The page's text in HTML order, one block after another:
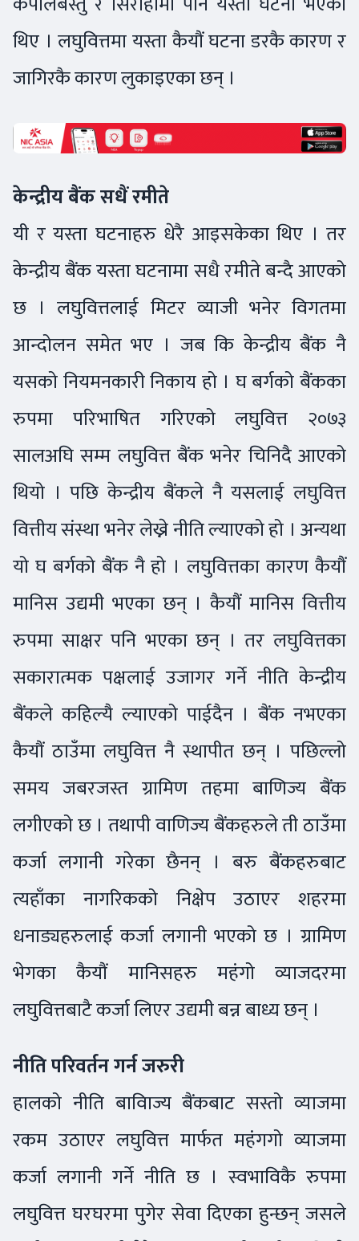
थिए । लघुवित्तमा यस्ता कैयौं घटना डरकै कारण र
जागिरकै कारण लुकाइएका छन् ।
केन्द्रीय बैंक सधैं रमीते
यी र यस्ता घटनाहरु धेरै आइसकेका थिए । तर
केन्द्रीय बैंक यस्ता घटनामा सधै रमीते बन्दै आएको
छ । लघुवित्तलाई मिटर व्याजी भनेर विगतमा
आन्दोलन समेत भए । जब कि केन्द्रीय बैंक नै
यसको नियमनकारी निकाय हो । घ बर्गको बैंकका
रुपमा परिभाषित गरिएको लघुवित्त २०७३
सालअघि सम्म लघुवित्त बैंक भनेर चिनिदै आएको
थियो । पछि केन्द्रीय बैंकले नै यसलाई लघुवित्त
वित्तीय संस्था भनेर लेख्ने नीति ल्याएको हो । अन्यथा
यो घ बर्गको बैंक नै हो । लघुवित्तका कारण कैयौं
मानिस उद्यमी भएका छन् । कैयौं मानिस वित्तीय
रुपमा साक्षर पनि भएका छन् । तर लघुवित्तका
सकारात्मक पक्षलाई उजागर गर्ने नीति केन्द्रीय
बैंकले कहिल्यै ल्याएको पाईदैन । बैंक नभएका
कैयौं ठाउँमा लघुवित्त नै स्थापीत छन् । पछिल्लो
समय जबरजस्त ग्रामिण तहमा बाणिज्य बैंक
लगीएको छ । तथापी वाणिज्य बैंकहरुले ती ठाउँमा
कर्जा लगानी गरेका छैनन् । बरु बैंकहरुबाट
त्यहाँका नागरिकको निक्षेप उठाएर शहरमा
धनाड्यहरुलाई कर्जा लगानी भएको छ । ग्रामिण
भेगका कैयौं मानिसहरु महंगो व्याजदरमा
लघुवित्तबाटै कर्जा लिएर उद्यमी बन्न बाध्य छन् ।
नीति परिवर्तन गर्न जरुरी
हालको नीति बाविाज्य बैंकबाट सस्तो व्याजमा
रकम उठाएर लघुवित्त मार्फत महंगगो व्याजमा
कर्जा लगानी गर्ने नीति छ । स्वभाविकै रुपमा
लघुवित्त घरघरमा पुगेर सेवा दिएका हुन्छन् जसले